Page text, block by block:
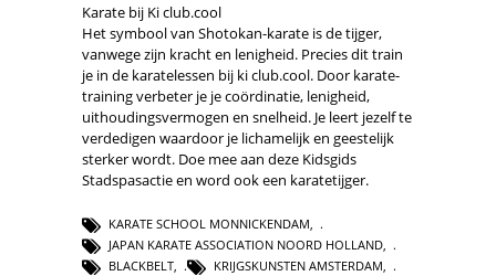
Karate bij Ki club.cool
Het symbool van Shotokan-karate is de tijger,
vanwege zijn kracht en lenigheid. Precies dit train
je in de karatelessen bij ki club.cool. Door karate-
training verbeter je je coördinatie, lenigheid,
uithoudingsvermogen en snelheid. Je leert jezelf te
verdedigen waardoor je lichamelijk en geestelijk
sterker wordt. Doe mee aan deze Kidsgids
Stadspasactie en word ook een karatetijger.
KARATE SCHOOL MONNICKENDAM
JAPAN KARATE ASSOCIATION NOORD HOLLAND
BLACKBELT
KRIJGSKUNSTEN AMSTERDAM